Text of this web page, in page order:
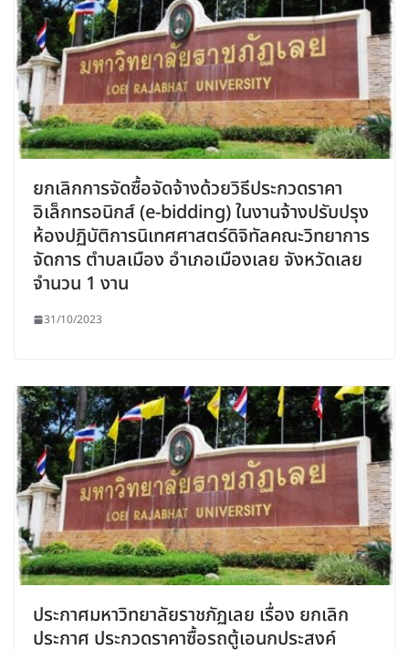
ยกเลิกการจัดซื้อจัดจ้างด้วยวิธีประกวดราคา
อิเล็กทรอนิกส์ (e-bidding) ในงานจ้างปรับปรุง
ห้องปฏิบัติการนิเทศศาสตร์ดิจิทัลคณะวิทยาการ
จัดการ ตำบลเมือง อำเภอเมืองเลย จังหวัดเลย
จำนวน 1 งาน
31/10/2023
ประกาศมหาวิทยาลัยราชภัฏเลย เรื่อง ยกเลิก
ประกาศ ประกวดราคาซื้อรถตู้เอนกประสงค์